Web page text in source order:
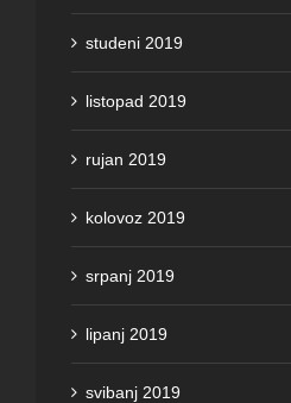
studeni 2019
listopad 2019
rujan 2019
kolovoz 2019
srpanj 2019
lipanj 2019
svibanj 2019